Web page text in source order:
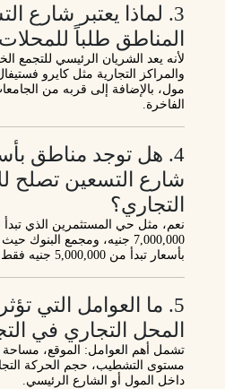
3. لماذا يعتبر شارع
المناطق طلباً
لأنه يعد الشريان الرئيسي للتجمع
والمراكز التجارية مثل كايرو
مول، بالإضافة إلى قربه من
الفاخرة.
4. هل توجد مناطق
شارع التسعين تصلح
التجاري؟
نعم، مثل حي المستثمرين الذي
7,000,000 جنيه
، ومجمع البنوك حيث
بأسعار تبدأ من 5,000,000 جنيه
5. ما العوامل التي
المحل التجاري في
تشمل أهم العوامل:
الموقع، مساحة
مستوى التشطيب، حجم الحركة
داخل المول أو الشارع الرئيسي.